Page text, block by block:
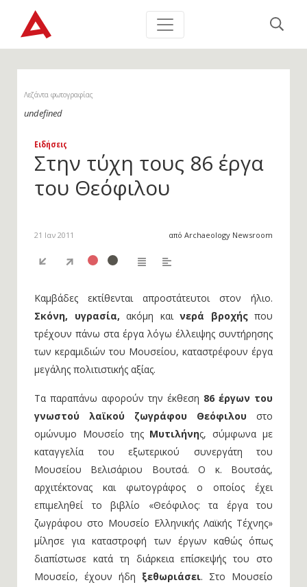
Λεζάντα φωτογραφίας
undefined
Ειδήσεις
Στην τύχη τους 86 έργα
του Θεόφιλου
21 Ιαν 2011 από Archaeology Newsroom
Καμβάδες εκτίθενται απροστάτευτοι στον ήλιο.
Σκόνη, υγρασία, ακόμη και νερά βροχήςπου
τρέχουν πάνω στα έργα λόγω έλλειψης συντήρησης
των κεραμιδιών του Μουσείου, καταστρέφουν έργα
μεγάλης πολιτιστικής αξίας.
Τα παραπάνω αφορούν την έκθεση 86 έργων του
γνωστού λαϊκού ζωγράφου Θεόφιλου στο
ομώνυμο Μουσείο της Μυτιλήνης, σύμφωνα με
καταγγελία του εξωτερικού συνεργάτη του
Μουσείου Βελισάριου Βουτσά. Ο κ. Βουτσάς,
αρχιτέκτονας και φωτογράφος ο οποίος έχει
επιμεληθεί το βιβλίο «Θεόφιλος: τα έργα του
ζωγράφου στο Μουσείο Ελληνικής Λαϊκής Τέχνης»
μίλησε για καταστροφή των έργων καθώς όπως
διαπίστωσε κατά τη διάρκεια επίσκεψής του στο
Μουσείο, έχουν ήδη ξεθωριάσει. Στο Μουσείο